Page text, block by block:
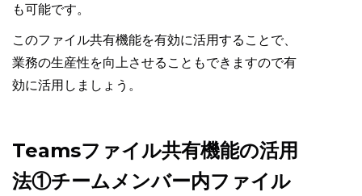
も可能です。
このファイル共有機能を有効に活用することで、
業務の生産性を向上させることもできますので有
効に活用しましょう。
Teamsファイル共有機能の活用
法①チームメンバー内ファイル